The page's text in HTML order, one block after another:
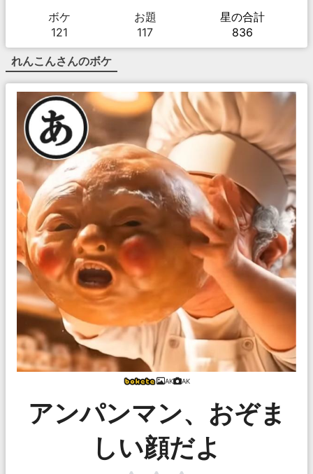
ボケ
121
お題
117
星の合計
836
れんこんさんのボケ
AK AK
アンパンマン、おぞま
しい顔だよ